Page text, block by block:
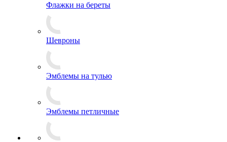
Флажки на береты
Шевроны
Эмблемы на тулью
Эмблемы петличные